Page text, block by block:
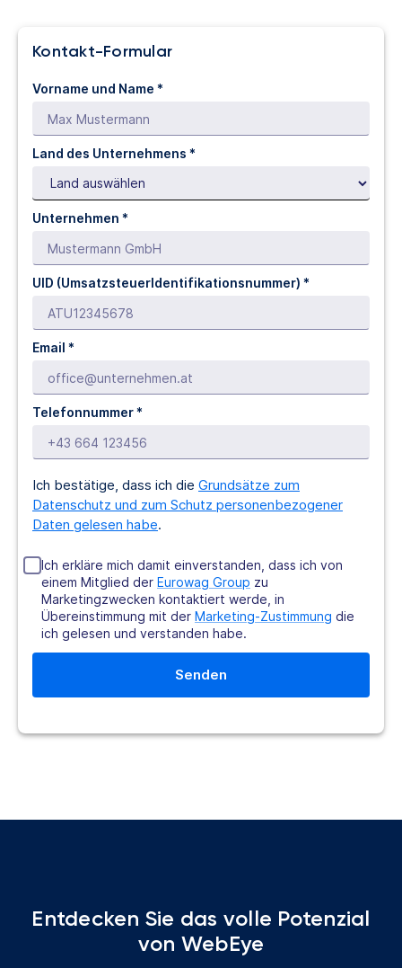
Kontakt-Formular
Vorname und Name *
Land des Unternehmens *
Unternehmen *
UID (UmsatzsteuerIdentifikationsnummer) *
Email *
Telefonnummer *
Ich bestätige, dass ich die Grundsätze zum
Datenschutz und zum Schutz personenbezogener
Daten gelesen habe.
Ich erkläre mich damit einverstanden, dass ich von
einem Mitglied der Eurowag Group zu
Marketingzwecken kontaktiert werde, in
Übereinstimmung mit der Marketing-Zustimmung die
ich gelesen und verstanden habe.
Entdecken Sie das volle Potenzial
von WebEye